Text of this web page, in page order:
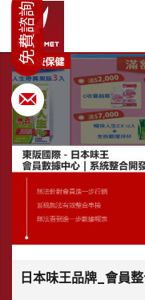
日本味王品牌_會員